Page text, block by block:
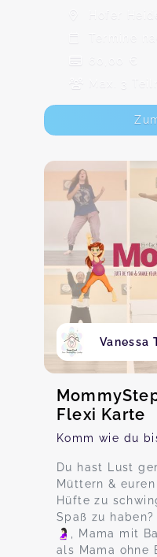
Hofer
Termine
60,00 €
Max. 3
Vanessa
Flexi Karte
Komm wie du
Du hast Lust
Müttern &
Hüfte zu
Spaß zu
🤰🏻, Mama mit
als Mama ohne